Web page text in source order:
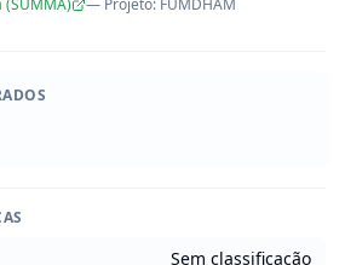
(SUMMA) — Projeto: FUMDHAM
Sem classificação